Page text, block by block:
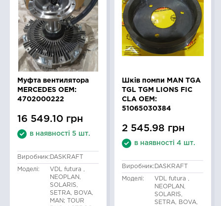
Муфта вентилятора
MERCEDES OEM:
4702000222
16 549.10 грн
в наявності 5 шт.
Виробник: DASKRAFT
Моделі:
VDL futura ,
NEOPLAN,
SOLARIS,
SETRA, BOVA,
MAN; TOUR
Шків помпи MAN TGA
TGL TGM LIONS FIC
CLA OEM:
51065030384
2 545.98 грн
в наявності 4 шт.
Виробник: DASKRAFT
Моделі:
VDL futura ,
NEOPLAN,
SOLARIS,
SETRA, BOVA,